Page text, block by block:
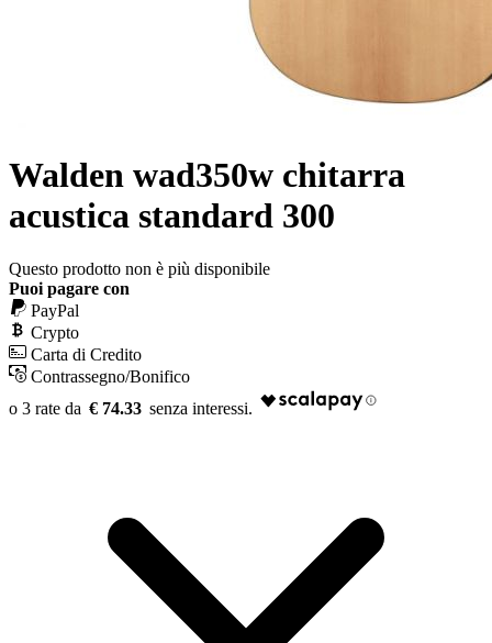
Walden wad350w chitarra
acustica standard 300
Questo prodotto non è più disponibile
Puoi pagare con
PayPal
Crypto
Carta di Credito
Contrassegno/Bonifico
€ 74.33